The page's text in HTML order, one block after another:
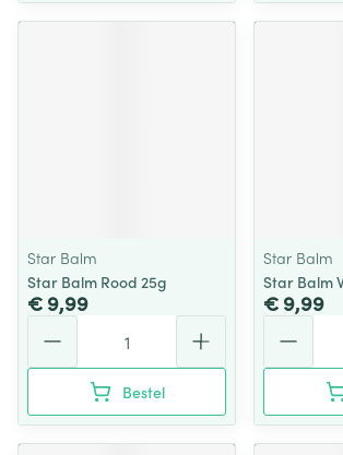
Star Balm
Star Balm Rood 25g
€ 9,99
Bestel
Star Balm
Star Balm
€ 9,99